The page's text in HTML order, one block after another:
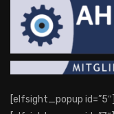
[elfsight_popup id=”5″]